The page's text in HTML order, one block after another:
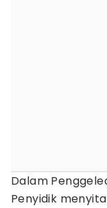
Dalam
Penyidik